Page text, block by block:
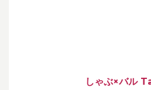
しゃぶ×バル